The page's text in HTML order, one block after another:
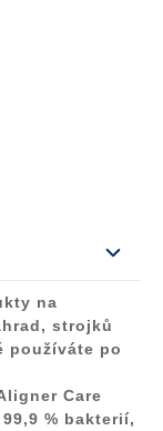
na
strojků
používáte po
Care
% bakterií,